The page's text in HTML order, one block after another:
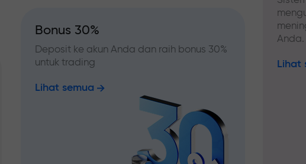
Bonus 30%
Deposit ke akun Anda dan raih bonus 30%
untuk trading
Lihat semua
Anda.
Lihat